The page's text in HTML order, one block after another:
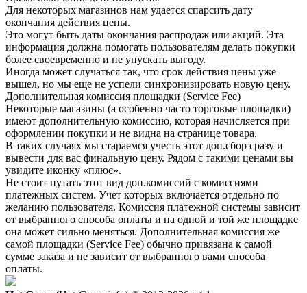
Для некоторых магазинов нам удается спарсить дату
окончания действия цены.
Это могут быть даты окончания распродаж или акций. Эта
информация должна помогать пользователям делать покупки
более своевременно и не упускать выгоду.
Иногда может случаться так, что срок действия цены уже
вышел, но мы еще не успели синхронизировать новую цену.
Дополнительная комиссия площадки (Service Fee)
Некоторые магазины (а особенно часто торговые площадки)
имеют дополнительную комиссию, которая начисляется при
оформлении покупки и не видна на странице товара.
В таких случаях мы стараемся учесть этот доп.сбор сразу и
вывести для вас финальную цену. Рядом с такими ценами вы
увидите иконку «плюс».
Не стоит путать этот вид доп.комиссий с комиссиями
платежных систем. Учет которых включается отдельно по
желанию пользователя. Комиссия платежной системы зависит
от выбранного способа оплаты и на одной и той же площадке
она может сильно меняться. Дополнительная комиссия же
самой площадки (Service Fee) обычно привязана к самой
сумме заказа и не зависит от выбранного вами способа
оплаты.